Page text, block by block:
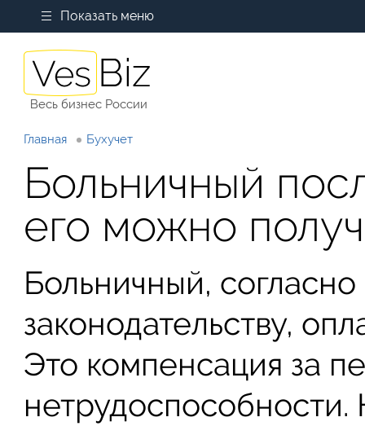
Показать меню
Весь бизнес России
Главная Бухучет
Больничный
его можно
Больничный,
законодательству,
Это компенсация за
нетрудоспособности.